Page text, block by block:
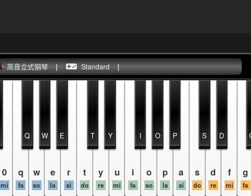
高音立式钢琴 | Standard |
0
mi
q
fa
w
so
e
la
r
si
t
do
y
re
u
mi
i
fa
o
so
p
la
a
si
s
do
d
re
f
mi
g
fa
Q W E T Y I O P S D